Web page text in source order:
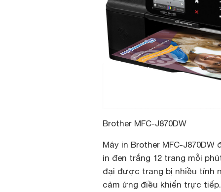
Brother MFC-J870DW
Máy in Brother MFC-
in đen trắng 12 trang mỗi
đại được trang bị nhiều tính
cảm ứng điều khiển trực